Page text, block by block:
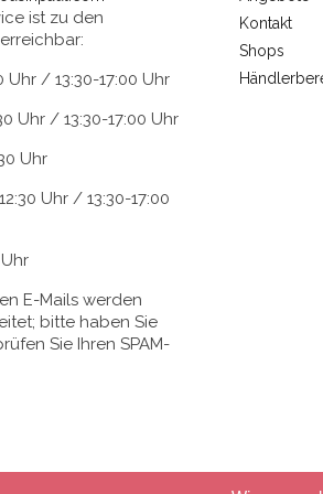
ist zu den
Uhr / 13:30-17:00 Uhr
Uhr / 13:30-17:00 Uhr
Uhr
Uhr / 13:30-17:00
E-Mails werden
bitte haben Sie
Sie Ihren SPAM-
Kontakt
Shops